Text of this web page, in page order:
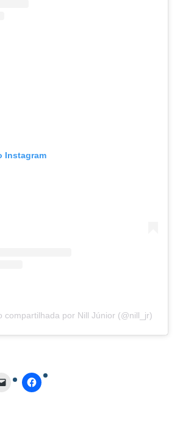
Instagram
compartilhada por Nill Júnior (@nill_jr)